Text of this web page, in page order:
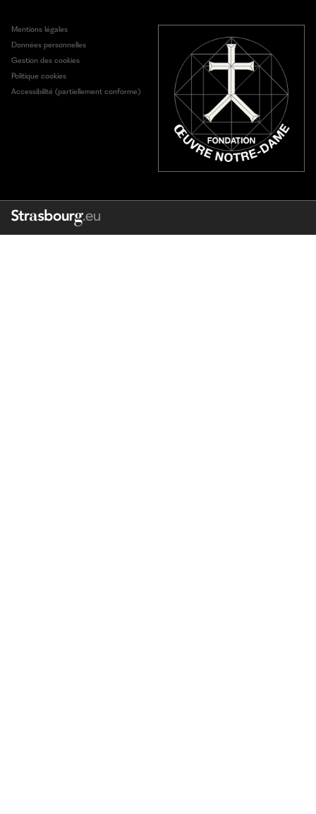
Mentions légales
Données personnelles
Gestion des cookies
Politique cookies
Accessibilité (partiellement conforme)